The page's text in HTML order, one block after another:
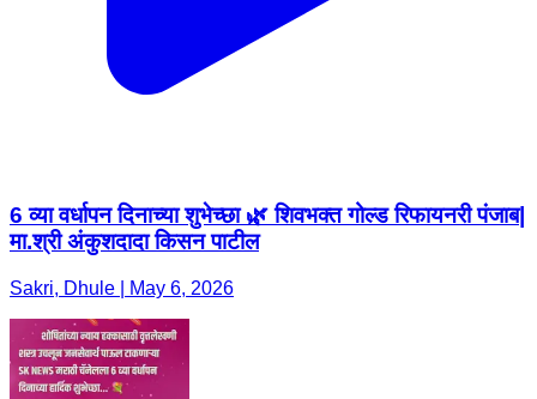
6 व्या वर्धापन दिनाच्या शुभेच्छा 🌿 शिवभक्त गोल्ड रिफायनरी पंजाब|
मा.श्री अंकुशदादा किसन पाटील
Sakri, Dhule | May 6, 2026